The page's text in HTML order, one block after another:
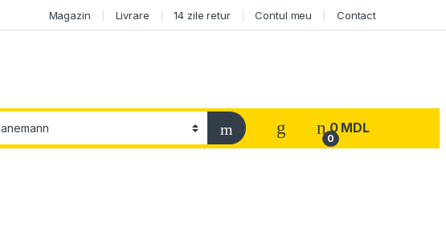
Magazin Livrare 14 zile retur Contul meu Contact
0
0 MDL